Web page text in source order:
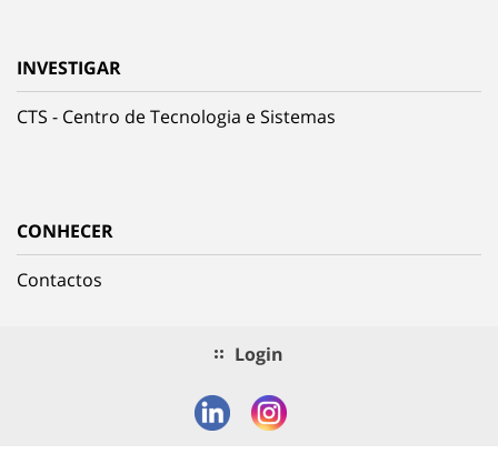
INVESTIGAR
CTS - Centro de Tecnologia e Sistemas
CONHECER
Contactos
Login